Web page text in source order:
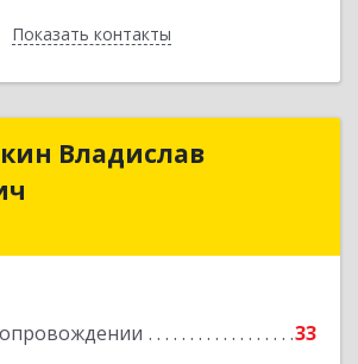
Показать контакты
Назад
Владислав
33
Метелкин Владислав
Подробнее